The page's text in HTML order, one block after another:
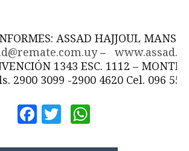
ASSAD HAJJOUL
–
1343 ESC. 1112 –
2900 3099 -2900 4620 Cel. 096
Facebook
Twitter